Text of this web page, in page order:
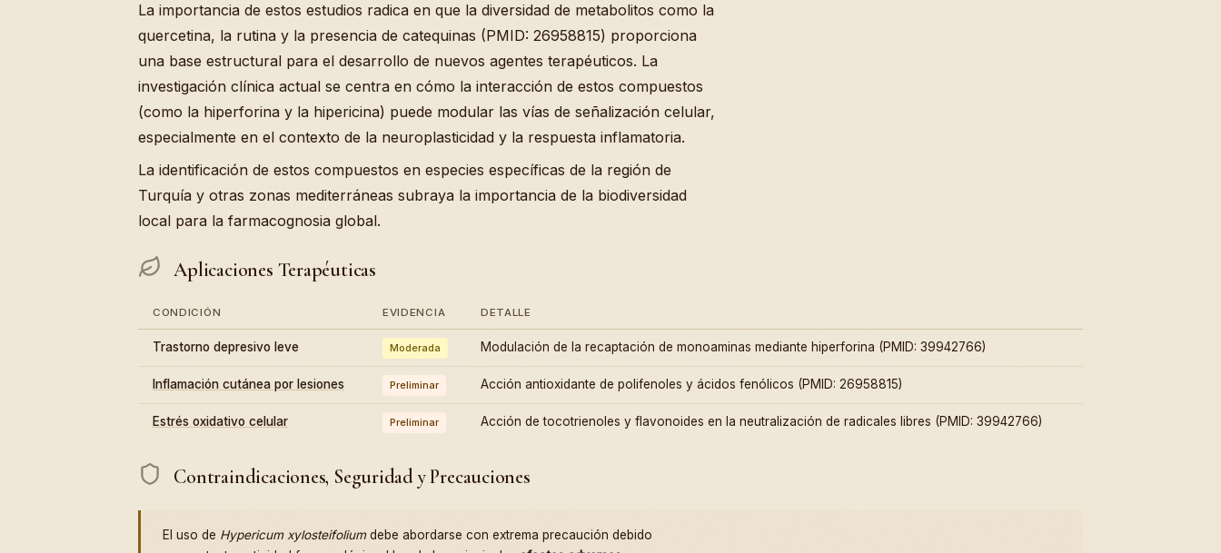
La importancia de estos estudios radica en que la diversidad de metabolitos como la
quercetina, la rutina y la presencia de catequinas (PMID: 26958815) proporciona
una base estructural para el desarrollo de nuevos agentes terapéuticos. La
investigación clínica actual se centra en cómo la interacción de estos compuestos
(como la hiperforina y la hipericina) puede modular las vías de señalización celular,
especialmente en el contexto de la neuroplasticidad y la respuesta inflamatoria.
La identificación de estos compuestos en especies específicas de la región de
Turquía y otras zonas mediterráneas subraya la importancia de la biodiversidad
local para la farmacognosia global.
Aplicaciones Terapéuticas
CONDICIÓN EVIDENCIA DETALLE
Trastorno depresivo leve Moderada Modulación de la recaptación de monoaminas mediante hiperforina (PMID: 39942766)
Inflamación cutánea por lesiones Preliminar Acción antioxidante de polifenoles y ácidos fenólicos (PMID: 26958815)
Estrés oxidativo celular Preliminar Acción de tocotrienoles y flavonoides en la neutralización de radicales libres (PMID: 39942766)
Contraindicaciones, Seguridad y Precauciones
El uso de Hypericum xylosteifoliumdebe abordarse con extrema precaución debido